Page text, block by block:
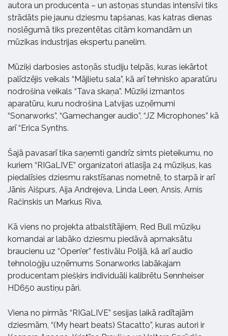
autora un producenta – un astoņas stundas intensīvi tiks
strādāts pie jaunu dziesmu tapšanas, kas katras dienas
noslēgumā tiks prezentētas citām komandām un
mūzikas industrijas ekspertu panelim.
Mūziķi darbosies astoņās studiju telpās, kuras iekārtot
palīdzējis veikals “Mājlietu sala”, kā arī tehnisko aparatūru
nodrošina veikals “Tava skaņa”. Mūziķi izmantos
aparatūru, kuru nodrošina Latvijas uzņēmumi
“Sonarworks”, “Gamechanger audio”, “JZ Microphones” kā
arī “Erica Synths.
Šajā pavasarī tika saņemti gandrīz simts pieteikumu, no
kuriem “RIGaLIVE” organizatori atlasīja 24 mūziķus, kas
piedalīsies dziesmu rakstīšanas nometnē, to starpā ir arī
Jānis Aišpurs, Aija Andrejeva, Linda Leen, Ansis, Arnis
Račinskis un Markus Riva.
Kā viens no projekta atbalstītājiem, Red Bull mūziķu
komandai ar labāko dziesmu piedāvā apmaksātu
braucienu uz “Open’er” festivālu Polijā, kā arī audio
tehnoloģiju uzņēmums Sonarworks labākajam
producentam piešķirs individuāli kalibrētu Sennheiser
HD650 austiņu pāri.
Viena no pirmās “RIGaLIVE” sesijas laikā radītajām
dziesmām, “(My heart beats) Stacatto”, kuras autori ir